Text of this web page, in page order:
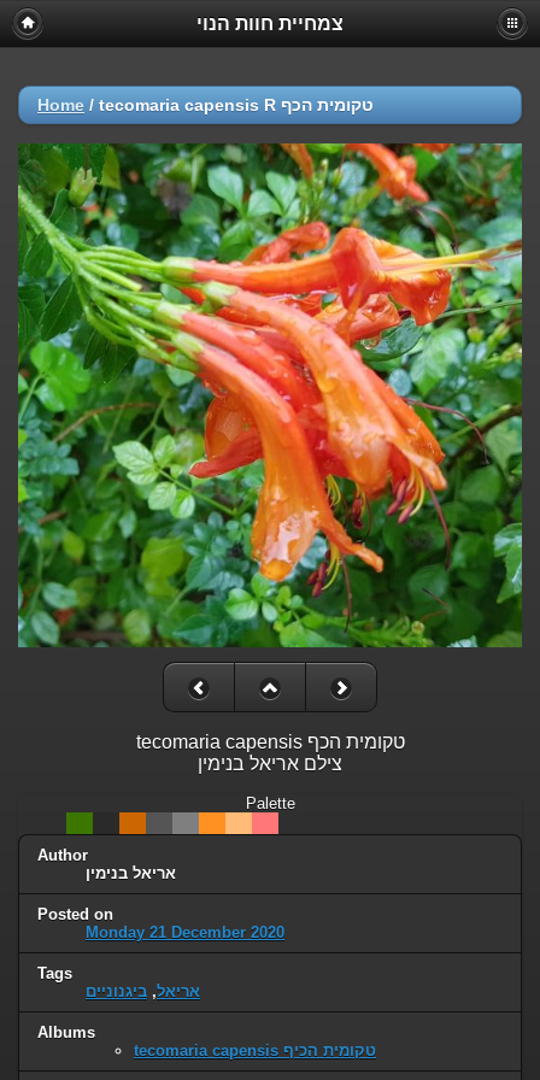
צמחיית חוות הנוי
Home / tecomaria capensis R טקומית הכף
tecomaria capensis טקומית הכף
צילם אריאל בנימין
Palette
Author
אריאל בנימין
Posted on
Monday 21 December 2020
Tags
אריאל, ביגנוניים
Albums
tecomaria capensis טקומית הכיף